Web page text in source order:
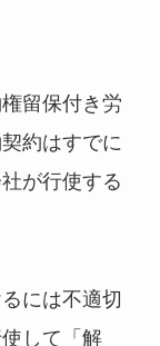
留保付き労
約はすでに
が行使する
には不適切
して「解